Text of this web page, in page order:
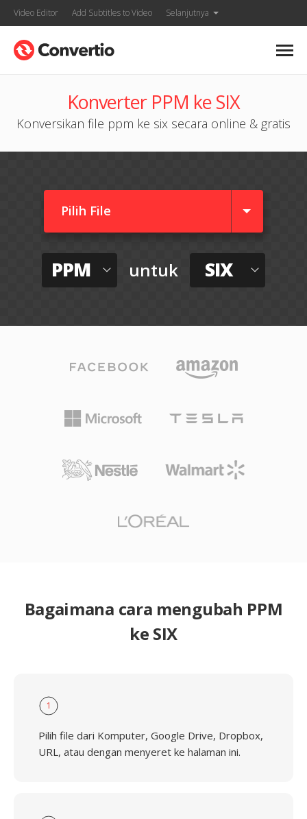
Video Editor Add Subtitles to Video Selanjutnya
Konverter PPM ke SIX
Konversikan file ppm ke six secara online & gratis
Pilih File
PPM untuk SIX
Bagaimana cara mengubah PPM
ke SIX
1
Pilih file dari Komputer, Google Drive, Dropbox,
URL, atau dengan menyeret ke halaman ini.